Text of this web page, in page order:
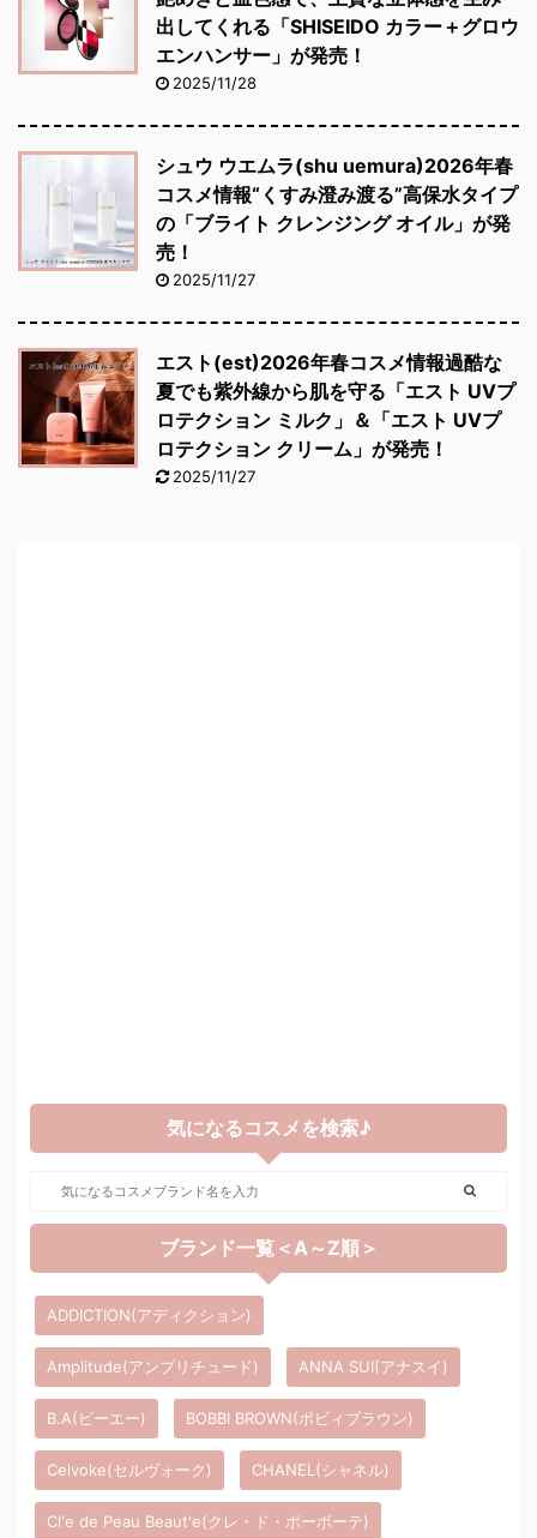
出してくれる「SHISEIDO カラー＋グロウ
エンハンサー」が発売！
2025/11/28
シュウ ウエムラ(shu uemura)2026年春
コスメ情報“くすみ澄み渡る”高保水タイプ
の「ブライト クレンジング オイル」が発
売！
2025/11/27
エスト(est)2026年春コスメ情報過酷な
夏でも紫外線から肌を守る「エスト UVプ
ロテクション ミルク」＆「エスト UVプ
ロテクション クリーム」が発売！
2025/11/27
気になるコスメを検索♪
ブランド一覧＜A～Z順＞
ADDICTION(アディクション)
Amplitude(アンプリチュード) ANNA SUI(アナスイ)
B.A(ビーエー) BOBBI BROWN(ボビィブラウン)
Celvoke(セルヴォーク) CHANEL(シャネル)
Cl'e de Peau Beaut'e(クレ・ド・ポーボーテ)